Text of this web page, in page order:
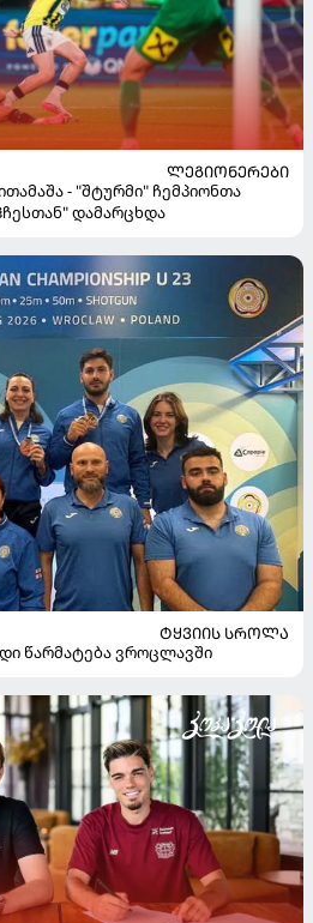
ᲚᲔᲒᲘᲝᲜᲔᲠᲔᲑᲘ
- "შტურმი" ჩემპიონთა
დამარცხდა
ᲢᲧᲕᲘᲘᲡ ᲡᲠᲝᲚᲐ
წარმატება ვროცლავში